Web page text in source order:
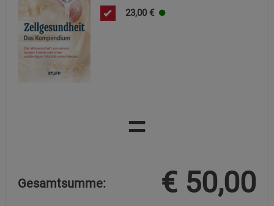
23,00 €
=
Gesamtsumme: € 50,00